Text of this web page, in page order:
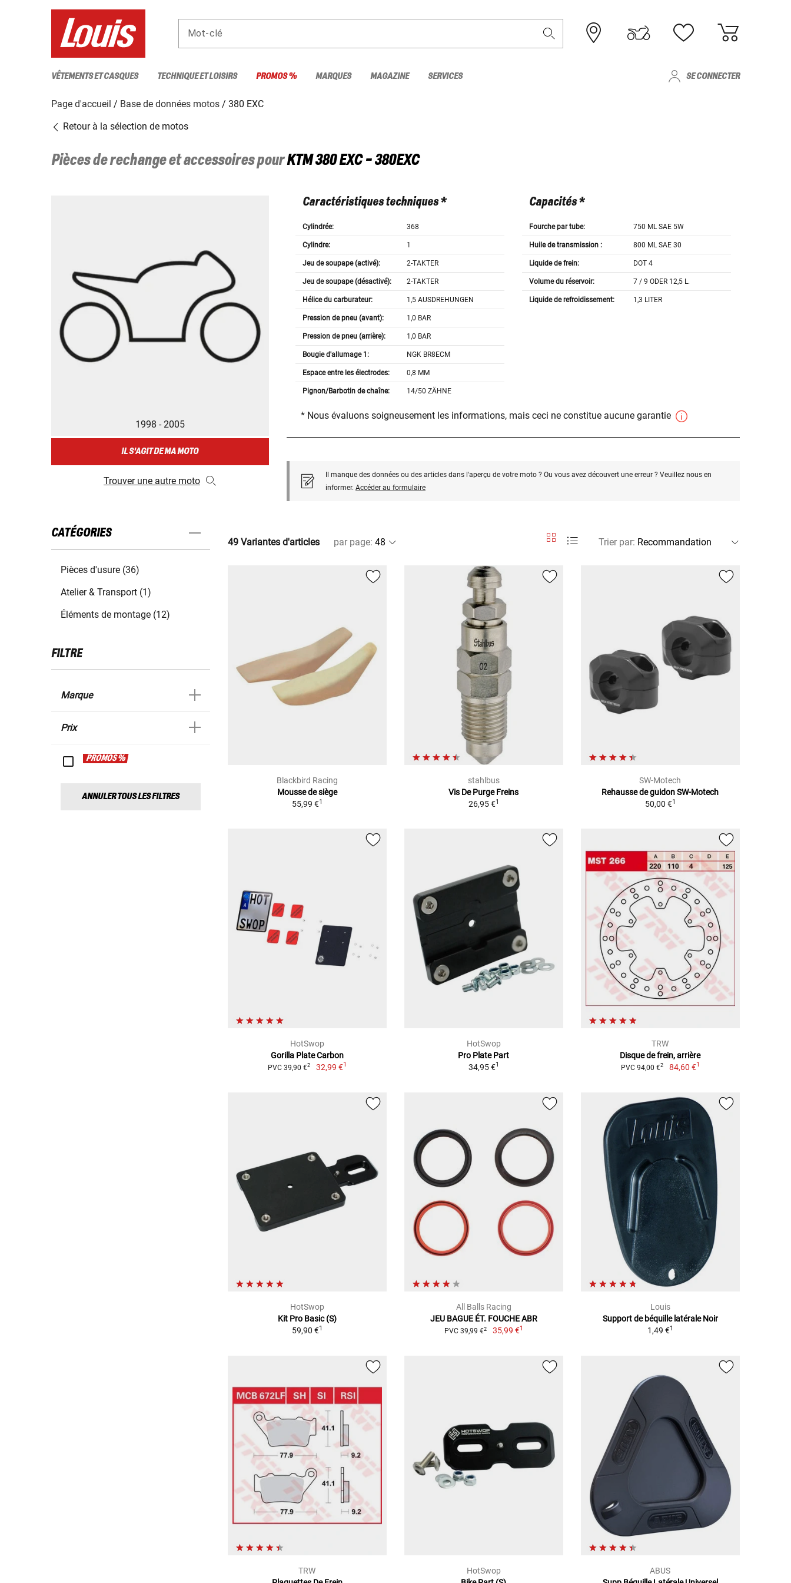
Mot-clé
VÊTEMENTS ET CASQUES TECHNIQUE ET LOISIRS PROMOS % MARQUES MAGAZINE SERVICES SE CONNECTER
Page d'accueil Base de données motos
380 EXC
Retour à la sélection de motos
Pièces de rechange et accessoires pourKTM380 EXC - 380EXC
1998 - 2005
IL S'AGIT DE MA MOTO
Trouver une autre moto
Caractéristiques techniques *
Cylindrée: 368
Cylindre: 1
Jeu de soupape (activé): 2-TAKTER
Jeu de soupape (désactivé): 2-TAKTER
Hélice du carburateur: 1,5 AUSDREHUNGEN
Pression de pneu (avant): 1,0 BAR
Pression de pneu (arrière): 1,0 BAR
Bougie d'allumage 1: NGK BR8ECM
Espace entre les électrodes: 0,8 MM
Pignon/Barbotin de chaîne: 14/50 ZÄHNE
Capacités *
Fourche par tube: 750 ML SAE 5W
Huile de transmission : 800 ML SAE 30
Liquide de frein: DOT 4
Volume du réservoir: 7 / 9 ODER 12,5 L.
Liquide de refroidissement: 1,3 LITER
* Nous évaluons soigneusement les informations, mais ceci ne constitue aucune garantie
Il manque des données ou des articles dans l'aperçu de votre moto ? Ou vous avez découvert une erreur ? Veuillez nous en
informer. Accéder au formulaire
CATÉGORIES
Pièces d'usure (36)
Atelier & Transport (1)
Éléments de montage (12)
FILTRE
Marque
Prix
PROMOS %
ANNULER TOUS LES FILTRES
49 Variantes d'articles par page: Trier par:
Blackbird Racing
Mousse de siège
55,99 €1
stahlbus
Vis De Purge Freins
26,95 €1
SW-Motech
Rehausse de guidon SW-Motech
50,00 €1
HotSwop
Gorilla Plate Carbon
PVC 39,90 €2 32,99 €1
HotSwop
Pro Plate Part
34,95 €1
TRW
Disque de frein, arrière
PVC 94,00 €2 84,60 €1
HotSwop
Kit Pro Basic (S)
59,90 €1
All Balls Racing
JEU BAGUE ÉT. FOUCHE ABR
PVC 39,99 €2 35,99 €1
Louis
Support de béquille latérale Noir
1,49 €1
TRW
HotSwop
ABUS